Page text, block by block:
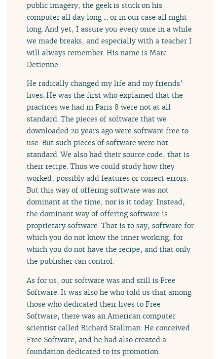
public imagery, the geek is stuck on his
computer all day long ... or in our case all night
long. And yet, I assure you every once in a while
we made breaks, and especially with a teacher I
will always remember. His name is Marc
Detienne.
He radically changed my life and my friends’
lives. He was the first who explained that the
practices we had in Paris 8 were not at all
standard. The pieces of software that we
downloaded 20 years ago were software free to
use. But such pieces of software were not
standard. We also had their source code, that is
their recipe. Thus we could study how they
worked, possibly add features or correct errors.
But this way of offering software was not
dominant at the time, nor is it today. Instead,
the dominant way of offering software is
proprietary software. That is to say, software for
which you do not know the inner working, for
which you do not have the recipe, and that only
the publisher can control.
As for us, our software was and still is Free
Software. It was also he who told us that among
those who dedicated their lives to Free
Software, there was an American computer
scientist called Richard Stallman. He conceived
Free Software, and he had also created a
foundation dedicated to its promotion.